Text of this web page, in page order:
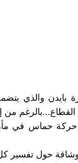
رقم ٢٧٣٥ حول مبادرة بايدن
حركة حماس في
حول تفسير كل